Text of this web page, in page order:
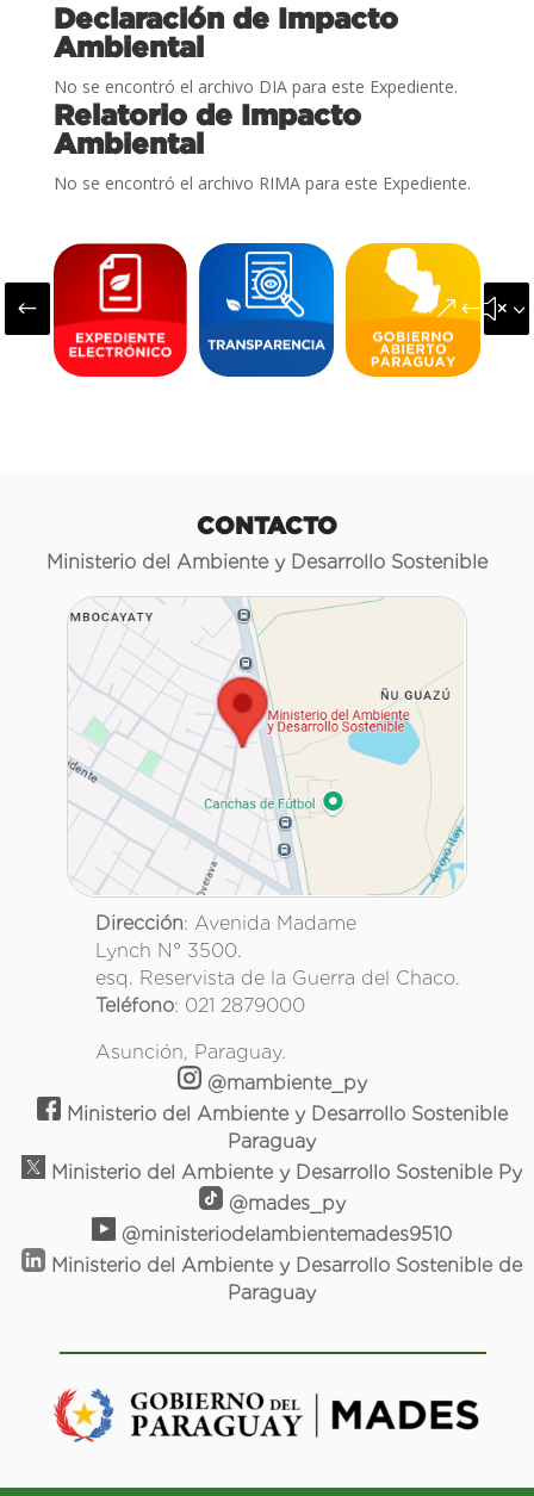
Declaración de Impacto
Ambiental
No se encontró el archivo DIA para este Expediente.
Relatorio de Impacto
Ambiental
No se encontró el archivo RIMA para este Expediente.
#
CONTACTO
Ministerio del Ambiente y Desarrollo Sostenible
Dirección: Avenida Madame
Lynch N° 3500.
esq. Reservista de la Guerra del Chaco.
Teléfono: 021 2879000
Asunción, Paraguay.
@mambiente_py
Ministerio del Ambiente y Desarrollo Sostenible
Paraguay
Ministerio del Ambiente y Desarrollo Sostenible Py
@mades_py
@ministeriodelambientemades9510
Ministerio del Ambiente y Desarrollo Sostenible de
Paraguay